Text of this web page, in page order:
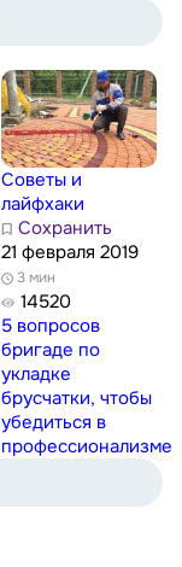
Советы и
лайфхаки
Сохранить
21 февраля 2019
3 мин
14520
5 вопросов
бригаде по
укладке
брусчатки, чтобы
убедиться в
профессионализме